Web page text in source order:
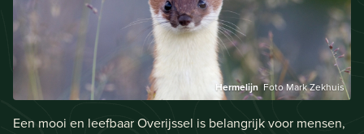
HermelijnFoto Mark Zekhuis
Een mooi en leefbaar Overijssel is belangrijk voor mensen,